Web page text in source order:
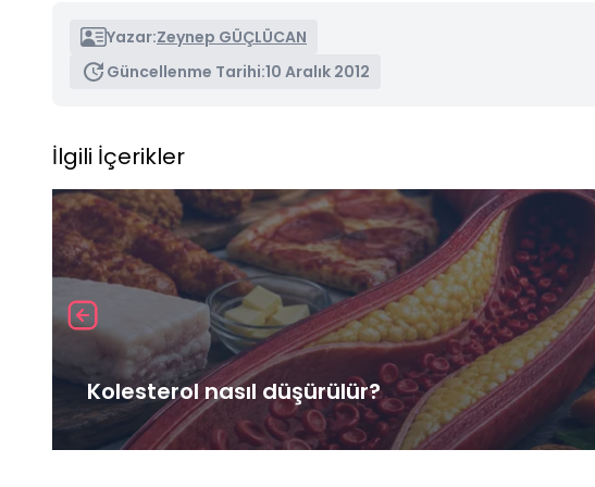
Yazar:Zeynep GÜÇLÜCAN
Güncellenme Tarihi:10 Aralık 2012
İlgili İçerikler
Kolesterol nasıl düşürülür?